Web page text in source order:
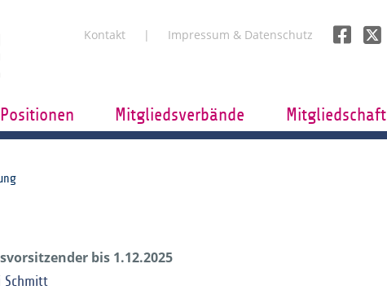
Kontakt Impressum & Datenschutz
Positionen Mitgliedsverbände Mitgliedschaft
bis 1.12.2025
Schmitt